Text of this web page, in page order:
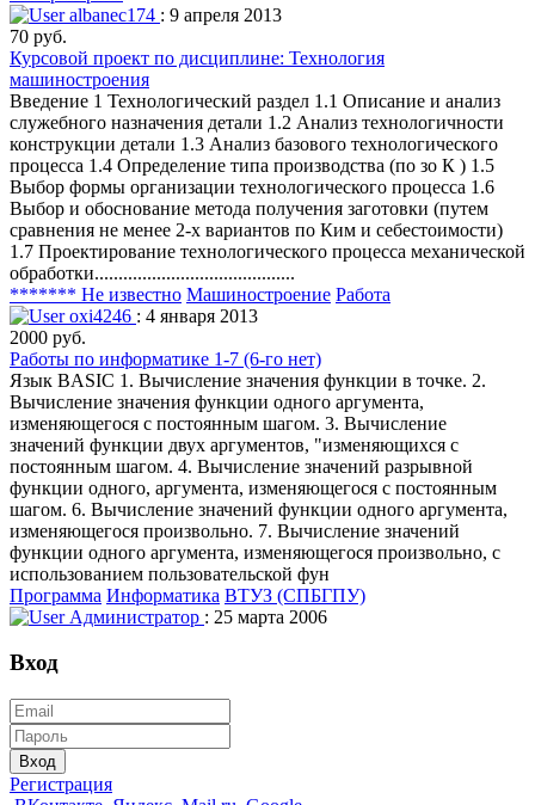
albanec174 : 9 апреля 2013
70 руб.
Курсовой проект по дисциплине: Технология
машиностроения
Введение 1 Технологический раздел 1.1 Описание и анализ
служебного назначения детали 1.2 Анализ технологичности
конструкции детали 1.3 Анализ базового технологического
процесса 1.4 Определение типа производства (по зо К ) 1.5
Выбор формы организации технологического процесса 1.6
Выбор и обоснование метода получения заготовки (путем
сравнения не менее 2-х вариантов по Ким и себестоимости)
1.7 Проектирование технологического процесса механической
обработки..........................................
******* Не известно Машиностроение Работа
oxi4246 : 4 января 2013
2000 руб.
Работы по информатике 1-7 (6-го нет)
Язык BASIC 1. Вычисление значения функции в точке. 2.
Вычисление значения функции одного аргумента,
изменяющегося с постоянным шагом. 3. Вычисление
значений функции двух аргументов, "изменяющихся с
постоянным шагом. 4. Вычисление значений разрывной
функции одного, аргумента, изменяющегося с постоянным
шагом. 6. Вычисление значений функции одного аргумента,
изменяющегося произвольно. 7. Вычисление значений
функции одного аргумента, изменяющегося произвольно, с
использованием пользовательской фун
Программа Информатика ВТУЗ (СПБГПУ)
Администратор : 25 марта 2006
Вход
Вход
Регистрация